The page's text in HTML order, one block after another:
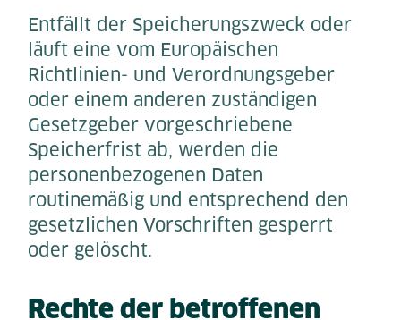
Entfällt der Speicherungszweck oder
läuft eine vom Europäischen
Richtlinien- und Verordnungsgeber
oder einem anderen zuständigen
Gesetzgeber vorgeschriebene
Speicherfrist ab, werden die
personenbezogenen Daten
routinemäßig und entsprechend den
gesetzlichen Vorschriften gesperrt
oder gelöscht.
Rechte der betroffenen